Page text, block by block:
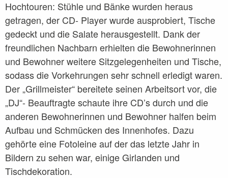
Downloads
Suchbegriff hier eintragen …
030 444 3035
kontakt@berlinerstarthilfe.org
Neumannstr. 13, 13189 Berlin
Hochtouren: Stühle und Bänke wurden heraus
getragen, der CD- Player wurde ausprobiert, Tische
gedeckt und die Salate herausgestellt. Dank der
freundlichen Nachbarn erhielten die Bewohnerinnen
und Bewohner weitere Sitzgelegenheiten und Tische,
sodass die Vorkehrungen sehr schnell erledigt waren.
Der „Grillmeister“ bereitete seinen Arbeitsort vor, die
„DJ“- Beauftragte schaute ihre CD’s durch und die
anderen Bewohnerinnen und Bewohner halfen beim
Aufbau und Schmücken des Innenhofes. Dazu
gehörte eine Fotoleine auf der das letzte Jahr in
Bildern zu sehen war, einige Girlanden und
Tischdekoration.